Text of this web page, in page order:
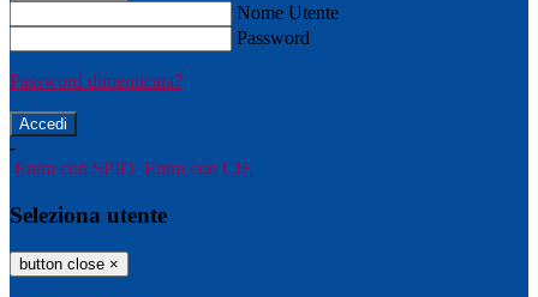
Nome Utente
Password
Password dimenticata?
-
Entra con SPID Entra con CIE
Seleziona utente
button close ×